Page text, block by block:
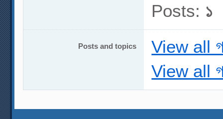
Posts: ১
Posts and topics
View all
View all